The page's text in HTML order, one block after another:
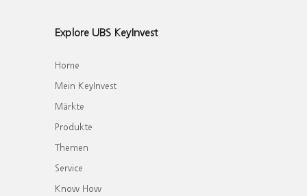
Explore UBS KeyInvest
Home
Mein KeyInvest
Märkte
Produkte
Themen
Service
Know How